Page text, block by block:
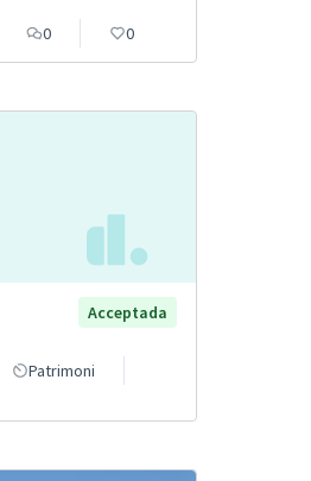
0 0
Acceptada
Patrimoni